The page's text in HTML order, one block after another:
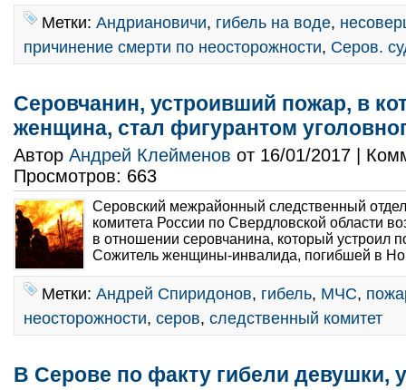
Метки: Андриановичи, гибель на воде,
причинение смерти по неосторожности, Серов.
Серовчанин, устроивший пожар, в
женщина, стал фигурантом
Автор Андрей Клейменов от 16/01/2017 |
Просмотров: 663
Серовский межрайонный следственный
комитета России по Свердловской области
в отношении серовчанина, который устроил
Сожитель женщины-инвалида, погибшей в
Метки: Андрей Спиридонов, гибель, МЧС,
неосторожности, серов, следственный комитет
В Серове по факту гибели девушки,